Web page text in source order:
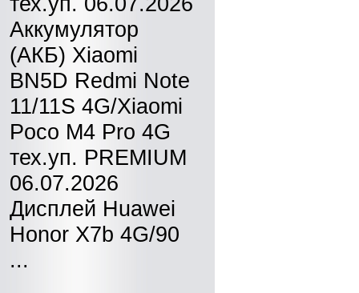
Аккумулятор
(АКБ) Xiaomi
BN5D Redmi Note
11/11S 4G/Xiaomi
Poco M4 Pro 4G
тех.уп. PREMIUM
06.07.2026
Дисплей Huawei
Honor X7b 4G/90
...